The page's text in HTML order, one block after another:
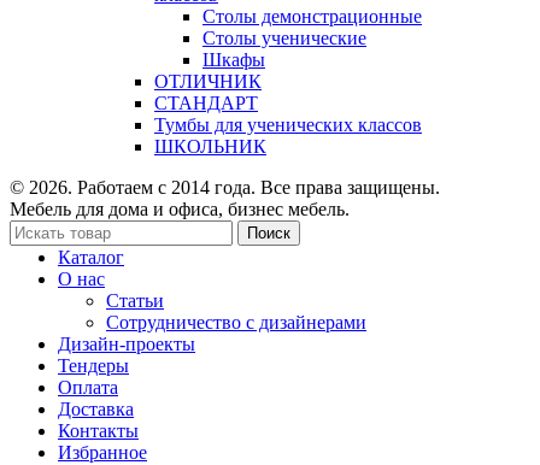
Столы демонстрационные
Столы ученические
Шкафы
ОТЛИЧНИК
СТАНДАРТ
Тумбы для ученических классов
ШКОЛЬНИК
© 2026. Работаем с 2014 года. Все права защищены.
Мебель для дома и офиса, бизнес мебель.
Поиск
Каталог
О нас
Статьи
Сотрудничество с дизайнерами
Дизайн-проекты
Тендеры
Оплата
Доставка
Контакты
Избранное